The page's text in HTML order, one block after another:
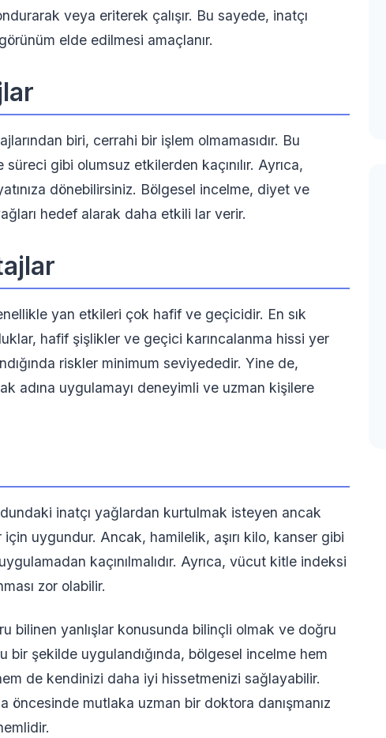
veya eriterek çalışır. Bu sayede, inatçı
elde edilmesi amaçlanır.
biri, cerrahi bir işlem olmamasıdır. Bu
gibi olumsuz etkilerden kaçınılır. Ayrıca,
dönebilirsiniz. Bölgesel incelme, diyet ve
hedef alarak daha etkili lar verir.
yan etkileri çok hafif ve geçicidir. En sık
hafif şişlikler ve geçici karıncalanma hissi yer
riskler minimum seviyededir. Yine de,
adına uygulamayı deneyimli ve uzman kişilere
inatçı yağlardan kurtulmak isteyen ancak
uygundur. Ancak, hamilelik, aşırı kilo, kanser gibi
kaçınılmalıdır. Ayrıca, vücut kitle indeksi
zor olabilir.
bilinen yanlışlar konusunda bilinçli olmak ve doğru
bir şekilde uygulandığında, bölgesel incelme hem
de kendinizi daha iyi hissetmenizi sağlayabilir.
mutlaka uzman bir doktora danışmanız